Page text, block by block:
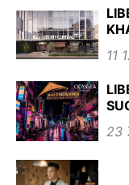
11
IN
23